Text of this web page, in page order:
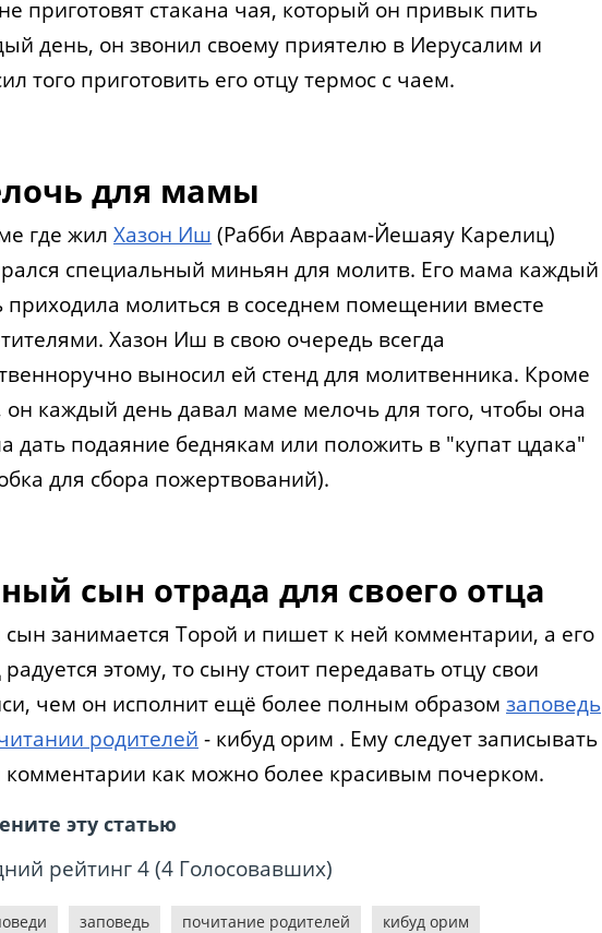
приготовят стакана чая, который он привык пить
день, он звонил своему приятелю в Иерусалим и
того приготовить его отцу термос с чаем.
для мамы
где жил Хазон Иш (Рабби Авраам-Йешаяу Карелиц)
специальный миньян для молитв. Его мама каждый
приходила молиться в соседнем помещении вместе
Хазон Иш в свою очередь всегда
выносил ей стенд для молитвенника. Кроме
он каждый день давал маме мелочь для того, чтобы она
дать подаяние беднякам или положить в "купат цдака"
для сбора пожертвований).
сын отрада для своего отца
сын занимается Торой и пишет к ней комментарии, а его
радуется этому, то сыну стоит передавать отцу свои
чем он исполнит ещё более полным образом заповедь
родителей - кибуд орим . Ему следует записывать
комментарии как можно более красивым почерком.
эту статью
рейтинг4(4 Голосовавших)
заповедь почитание родителей кибуд орим